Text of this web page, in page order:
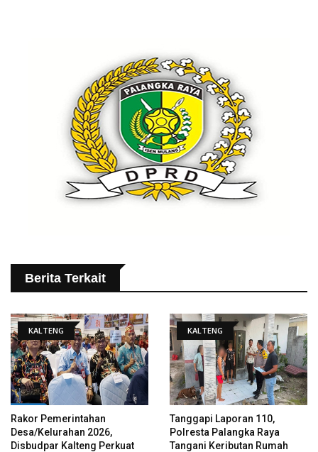
Berita Terkait
KALTENG
Rakor Pemerintahan
Desa/Kelurahan 2026,
Disbudpar Kalteng Perkuat
KALTENG
Tanggapi Laporan 110,
Polresta Palangka Raya
Tangani Keributan Rumah